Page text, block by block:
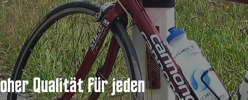
Qualität für jeden